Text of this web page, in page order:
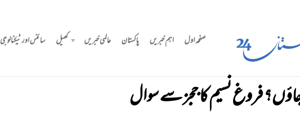
صفحہ اول اہم خبریں پاکستان عالمی خبریں کھیل سائنس اور ٹیکنالوجی
فروغ نسیم کا ججز سے سوال